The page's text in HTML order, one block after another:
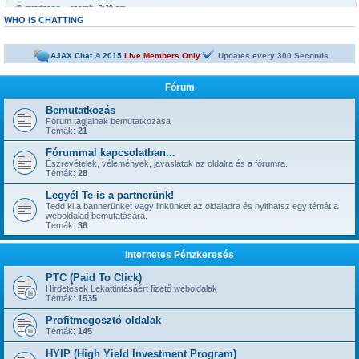
@mrarizona « szomb. 3:29 am »
Bobabeten a futtbal vb miatt minden napra jut egy legalább egy freepick
sziasztok!
@mamus67 « kedd 4:53 pm »
Neked is
jónapot
@szepbalazs « kedd 8:22 am »
has started a new topic:
@Admin « hétf. 8:49 pm »
has started a new topic:Újabb 1 év, gyerünk-gyerünk tovább
@szior « vas. 5:43 pm »
has started a new topic:ySense.com
@Admin « kedd 9:38 am »
... igen, IGAZ!!! ... Kész.
@kavics13 « hétf. 10:48 pm »
mrarizona « szer. 3:37 pm »
has started a new topic:BoaBet | Fogadóiroda és online kaszinó
szepbalazs « pén. 10:28 pm »
has started a new topic:22bet
@Admin « hétf. 11:55 am »
has started a new topic:
WHO IS CHATTING
AJAX Chat © 2015 Live Members Only Updates every 300 Seconds
Fórum
Bemutatkozás
Fórum tagjainak bemutatkozása
Témák: 21
Fórummal kapcsolatban...
Észrevételek, vélemények, javaslatok az oldalra és a fórumra.
Témák: 28
Legyél Te is a partnerünk!
Tedd ki a bannerünket vagy linkünket az oldaladra és nyithatsz egy témát a
weboldalad bemutatására.
Témák: 36
Internetes Pénzkeresés
PTC (Paid To Click)
Hirdetések Lekattintásáért fizető weboldalak
Témák: 1535
Profitmegosztó oldalak
Témák: 145
HYIP (High Yield Investment Program)